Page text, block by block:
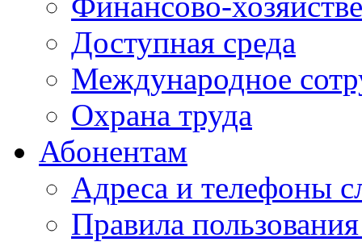
Доступная среда
Международное
Охрана труда
Абонентам
Адреса и телефоны
Правила